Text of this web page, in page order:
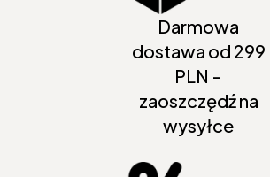
Darmowa
dostawa od 299
PLN -
zaoszczędź na
wysyłce